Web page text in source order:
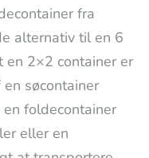
fra
alternativ til en 6
en 2×2 container er
søcontainer
foldecontainer
eller en